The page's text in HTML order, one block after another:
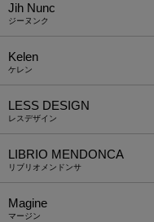
Jih Nunc
ジーヌンク
Kelen
ケレン
LESS DESIGN
レスデザイン
LIBRIO MENDONCA
リブリオメンドンサ
Magine
マージン